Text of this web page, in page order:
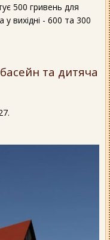
500 гривень для
вихідні - 600 та 300
та дитяча